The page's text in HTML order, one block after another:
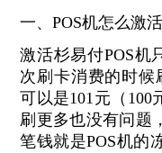
一、POS机怎么激活
激活杉易付POS机
次刷卡消费的时候
可以是101元（100
刷更多也没有问题
笔钱就是POS机的